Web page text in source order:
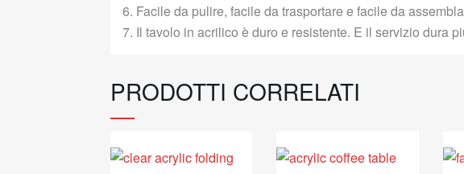
6. Facile da pulire, facile da trasportare e facile da
7. Il tavolo in acrilico è duro e resistente. E il servizio dura
PRODOTTI CORRELATI